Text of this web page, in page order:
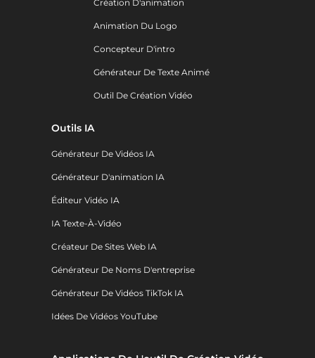
Création D'animation
Animation Du Logo
Concepteur D'intro
Générateur De Texte Animé
Outil De Création Vidéo
Outils IA
Générateur De Vidéos IA
Générateur D'animation IA
Éditeur Vidéo IA
IA Texte-À-Vidéo
Créateur De Sites Web IA
Générateur De Noms D'entreprise
Générateur De Vidéos TikTok IA
Idées De Vidéos YouTube